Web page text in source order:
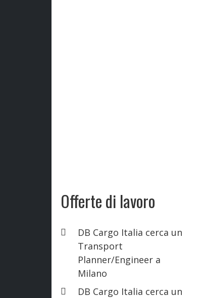
Offerte di lavoro
DB Cargo Italia cerca un
Transport
Planner/Engineer a
Milano
DB Cargo Italia cerca un